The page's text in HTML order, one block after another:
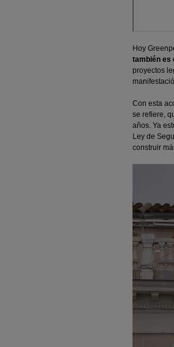
Hoy
también es
proyectos
Con esta
se refiere,
años. Ya
Ley de
construir